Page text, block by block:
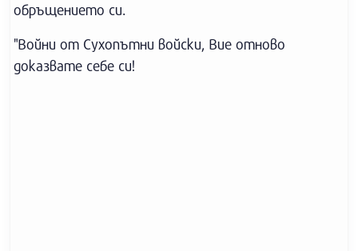
обръщението си.
"Войни от Сухопътни войски, Вие отново
доказвате себе си!